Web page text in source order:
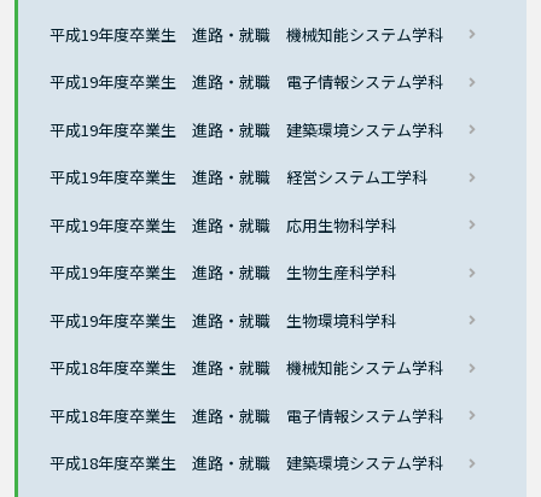
平成19年度卒業生 進路・就職 機械知能システム学科
平成19年度卒業生 進路・就職 電子情報システム学科
平成19年度卒業生 進路・就職 建築環境システム学科
平成19年度卒業生 進路・就職 経営システム工学科
平成19年度卒業生 進路・就職 応用生物科学科
平成19年度卒業生 進路・就職 生物生産科学科
平成19年度卒業生 進路・就職 生物環境科学科
平成18年度卒業生 進路・就職 機械知能システム学科
平成18年度卒業生 進路・就職 電子情報システム学科
平成18年度卒業生 進路・就職 建築環境システム学科